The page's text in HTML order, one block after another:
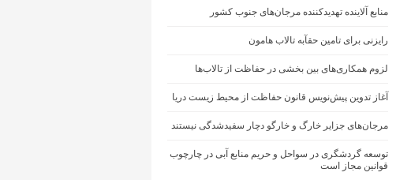
منابع آلاینده تهدیدکننده مرجان‌های جنوب کشور
رایزنی برای تامین حقآبه تالاب هامون
لزوم همکاری‌های بین‌ بخشی در حفاظت از تالاب‌ها
آغاز تدوین پیش‌نویس قانون حفاظت از محیط زیست دریا
مرجان‌های جزایر خارگ و خارگو دچار سفیدشدگی نیستند
توسعه گردشگری در سواحل و حریم منابع آبی در چارچوب
قوانین مجاز است